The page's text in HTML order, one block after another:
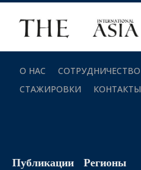
О НАС СОТРУДНИЧЕСТВО
СТАЖИРОВКИ
КОНТАКТЫ
Публикации Регионы